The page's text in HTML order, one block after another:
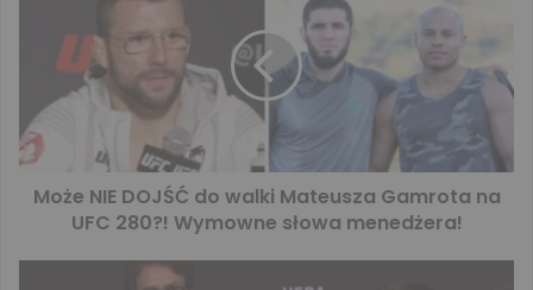
Może NIE DOJŚĆ do walki Mateusza Gamrota na
UFC 280?! Wymowne słowa menedżera!